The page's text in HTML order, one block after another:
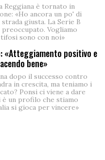
Reggiana è tornato in
«Ho ancora un po' di
giusta. La Serie B
Vogliamo
sono con noi»
«Atteggiamento positivo e
bene»
dopo il successo contro
in crescita, ma teniamo i
Ponsi ci viene a dare
è un profilo che stiamo
si gioca per vincere»